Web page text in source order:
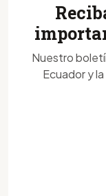
Nuestro
Ecuador y